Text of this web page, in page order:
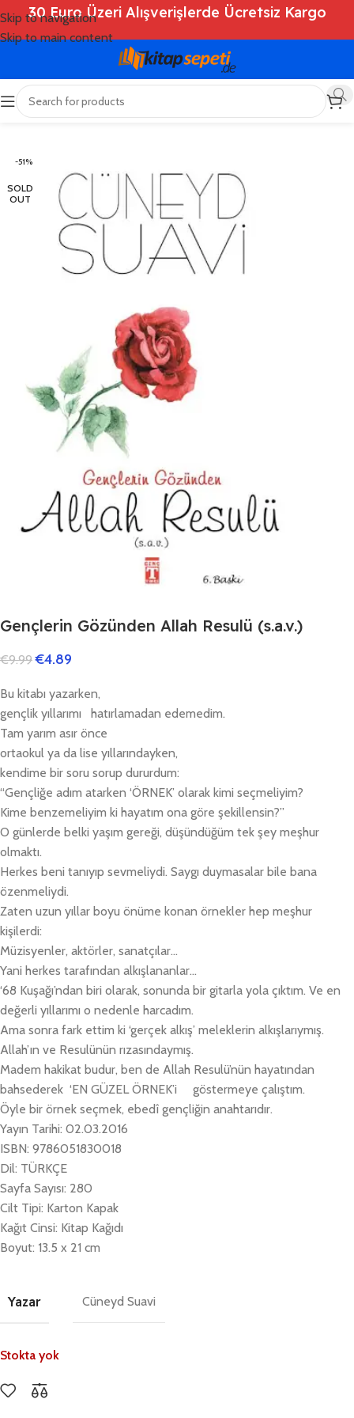
Skip to navigation
Skip to main content
30 Euro Üzeri Alışverişlerde Ücretsiz Kargo
Ana Sayfa Shop
-51%
SOLD
OUT
Gençlerin Gözünden Allah Resulü (s.a.v.)
€9.99 €4.89
Bu kitabı yazarken,
gençlik yıllarımı hatırlamadan edemedim.
Tam yarım asır önce
ortaokul ya da lise yıllarındayken,
kendime bir soru sorup dururdum:
“Gençliğe adım atarken ‘ÖRNEK’ olarak kimi seçmeliyim?
Kime benzemeliyim ki hayatım ona göre şekillensin?”
O günlerde belki yaşım gereği, düşündüğüm tek şey meşhur
olmaktı.
Herkes beni tanıyıp sevmeliydi. Saygı duymasalar bile bana
özenmeliydi.
Zaten uzun yıllar boyu önüme konan örnekler hep meşhur
kişilerdi:
Müzisyenler, aktörler, sanatçılar…
Yani herkes tarafından alkışlananlar…
‘68 Kuşağı’ndan biri olarak, sonunda bir gitarla yola çıktım. Ve en
değerli yıllarımı o nedenle harcadım.
Ama sonra fark ettim ki ‘gerçek alkış’ meleklerin alkışlarıymış.
Allah’ın ve Resulünün rızasındaymış.
Madem hakikat budur, ben de Allah Resulü’nün hayatından
bahsederek ‘EN GÜZEL ÖRNEK’i göstermeye çalıştım.
Öyle bir örnek seçmek, ebedî gençliğin anahtarıdır.
Yayın Tarihi: 02.03.2016
ISBN: 9786051830018
Dil: TÜRKÇE
Sayfa Sayısı: 280
Cilt Tipi: Karton Kapak
Kağıt Cinsi: Kitap Kağıdı
Boyut: 13.5 x 21 cm
Yazar Cüneyd Suavi
Stokta yok